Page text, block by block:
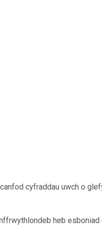
cyfraddau uwch o
heb esboniad